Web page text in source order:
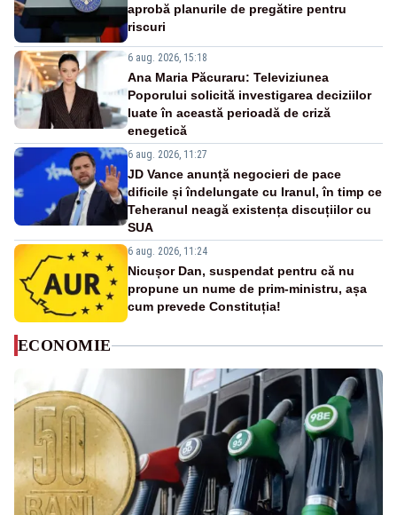
aprobă planurile de pregătire pentru
riscuri
6 aug. 2026, 15:18
Ana Maria Păcuraru: Televiziunea
Poporului solicită investigarea deciziilor
luate în această perioadă de criză
enegetică
6 aug. 2026, 11:27
JD Vance anunță negocieri de pace
dificile și îndelungate cu Iranul, în timp ce
Teheranul neagă existența discuțiilor cu
SUA
6 aug. 2026, 11:24
Nicușor Dan, suspendat pentru că nu
propune un nume de prim-ministru, așa
cum prevede Constituția!
ECONOMIE